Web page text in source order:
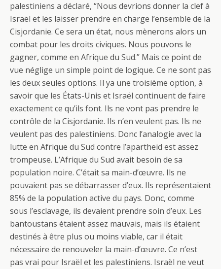
palestiniens a déclaré, “Nous devrions donner la clef à
Israël et les laisser prendre en charge l’ensemble de la
Cisjordanie. Ce sera un état, nous mènerons alors un
combat pour les droits civiques. Nous pouvons le
gagner, comme en Afrique du Sud.” Mais ce point de
vue néglige un simple point de logique. Ce ne sont pas
les deux seules options. Il ya une troisième option, à
savoir que les États-Unis et Israël continuent de faire
exactement ce qu’ils font. Ils ne vont pas prendre le
contrôle de la Cisjordanie. Ils n’en veulent pas. Ils ne
veulent pas des palestiniens. Donc l’analogie avec la
lutte en Afrique du Sud contre l’apartheid est assez
trompeuse. L’Afrique du Sud avait besoin de sa
population noire. C’était sa main-d’œuvre. Ils ne
pouvaient pas se débarrasser d’eux. Ils représentaient
85% de la population active du pays. Donc, comme
sous l’esclavage, ils devaient prendre soin d’eux. Les
bantoustans étaient assez mauvais, mais ils étaient
destinés à être plus ou moins viable, car il était
nécessaire de renouveler la main-d’œuvre. Ce n’est
pas vrai pour Israël et les palestiniens. Israël ne veut